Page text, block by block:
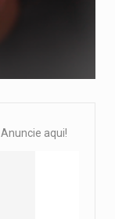
Anuncie aqui!